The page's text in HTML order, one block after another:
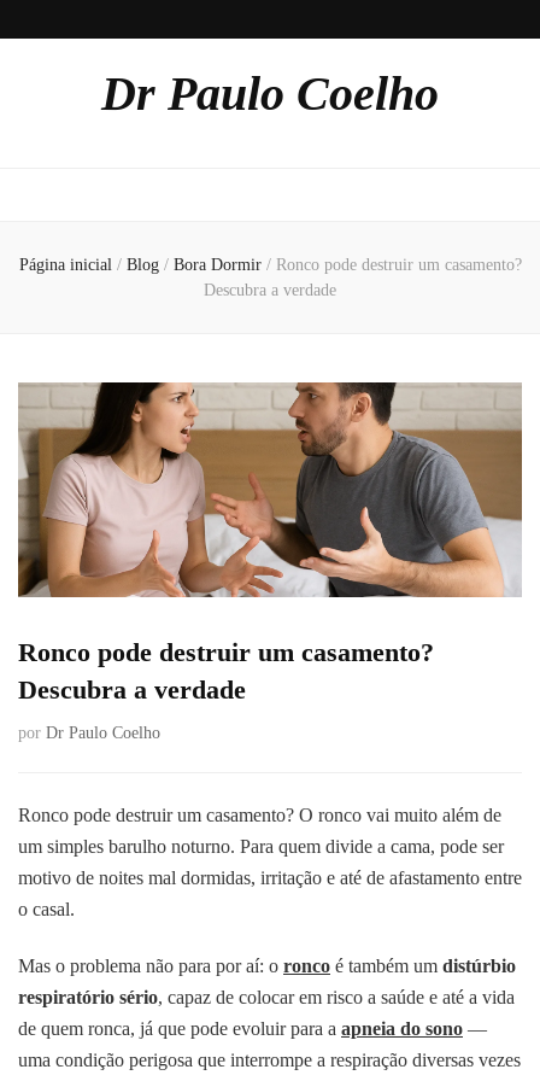
Dr Paulo Coelho
Página inicial / Blog / Bora Dormir / Ronco pode destruir um casamento?
Descubra a verdade
Ronco pode destruir um casamento?
Descubra a verdade
por Dr Paulo Coelho
Ronco pode destruir um casamento? O ronco vai muito além de
um simples barulho noturno. Para quem divide a cama, pode ser
motivo de noites mal dormidas, irritação e até de afastamento entre
o casal.
Mas o problema não para por aí: o ronco é também um distúrbio
respiratório sério, capaz de colocar em risco a saúde e até a vida
de quem ronca, já que pode evoluir para a apneia do sono —
uma condição perigosa que interrompe a respiração diversas vezes